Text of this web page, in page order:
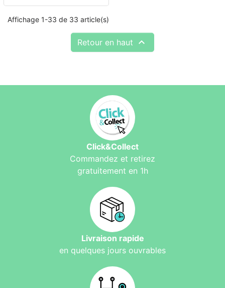
Affichage 1-33 de 33 article(s)
Retour en haut 
Click&Collect
Commandez et retirez
gratuitement en 1h
Livraison rapide
en quelques jours ouvrables